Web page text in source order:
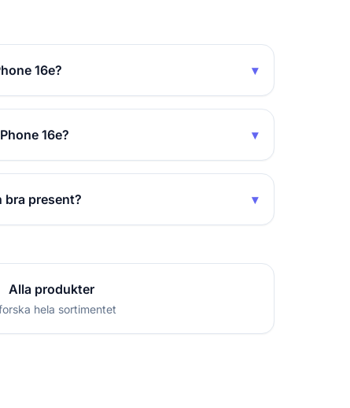
16e? ▾
16e? ▾
bra present? ▾
Alla produkter
hela sortimentet